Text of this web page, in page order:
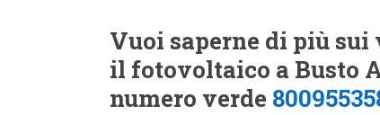
Vuoi saperne di più
il fotovoltaico a Busto
numero verde